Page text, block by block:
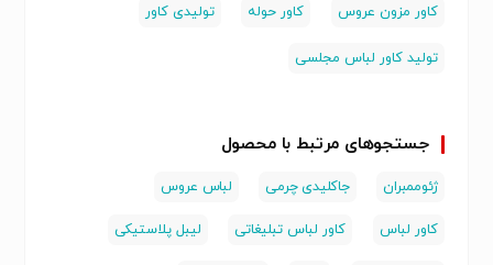
کاور مزون عروس کاور حوله تولیدی کاور
تولید کاور لباس مجلسی
جستجوهای مرتبط با محصول
ژئوممبران جاکلیدی چرمی لباس عروس
کاور لباس کاور لباس تبلیغاتی لیبل پلاستیکی